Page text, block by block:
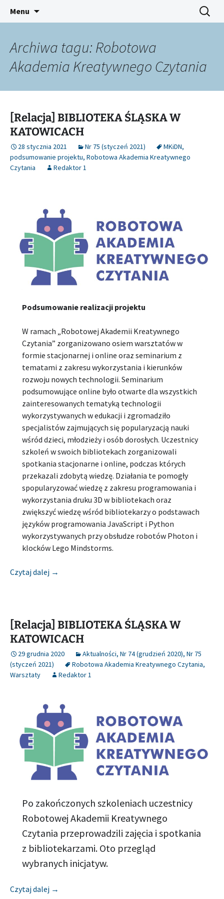
Śląski Pegaz
Platforma inicjatyw bibliotecznych
Menu Szukaj:
Archiwa tagu: Robotowa
Akademia Kreatywnego Czytania
[Relacja] BIBLIOTEKA ŚLĄSKA W
KATOWICACH
28 stycznia 2021 Nr 75 (styczeń 2021) MKiDN,
podsumowanie projektu, Robotowa Akademia Kreatywnego
Czytania
Redaktor 1
Podsumowanie realizacji projektu
W ramach „Robotowej Akademii Kreatywnego
Czytania” zorganizowano osiem warsztatów w
formie stacjonarnej i online oraz seminarium z
tematami z zakresu wykorzystania i kierunków
rozwoju nowych technologii. Seminarium
podsumowujące online było otwarte dla wszystkich
zainteresowanych tematyką technologii
wykorzystywanych w edukacji i zgromadziło
specjalistów zajmujących się popularyzacją nauki
wśród dzieci, młodzieży i osób dorosłych. Uczestnicy
szkoleń w swoich bibliotekach zorganizowali
spotkania stacjonarne i online, podczas których
przekazali zdobytą wiedzę. Działania te pomogły
spopularyzować wiedzę z zakresu programowania i
wykorzystania druku 3D w bibliotekach oraz
zwiększyć wiedzę wśród bibliotekarzy o podstawach
języków programowania JavaScript i Python
wykorzystywanych przy obsłudze robotów Photon i
klocków Lego Mindstorms.
Czytaj dalej [Relacja] BIBLIOTEKA ŚLĄSKA W KATOWICACH
→
[Relacja] BIBLIOTEKA ŚLĄSKA W
KATOWICACH
29 grudnia 2020 Aktualności, Nr 74 (grudzień 2020), Nr 75
(styczeń 2021)
Robotowa Akademia Kreatywnego Czytania,
Warsztaty
Redaktor 1
Po zakończonych szkoleniach uczestnicy
Robotowej Akademii Kreatywnego
Czytania przeprowadzili zajęcia i spotkania
z bibliotekarzami. Oto przegląd
wybranych inicjatyw.
Czytaj dalej [Relacja] BIBLIOTEKA ŚLĄSKA W KATOWICACH
→